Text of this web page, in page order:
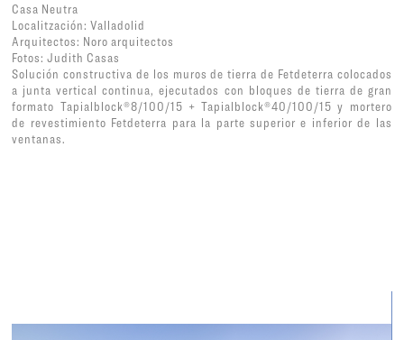
Casa Neutra
Localitzación: Valladolid
Arquitectos: Noro arquitectos
Fotos: Judith Casas
Solución constructiva de los muros de tierra de Fetdeterra colocados
a junta vertical continua, ejecutados con bloques de tierra de gran
formato Tapialblock®8/100/15 + Tapialblock®40/100/15 y mortero
de revestimiento Fetdeterra para la parte superior e inferior de las
ventanas.